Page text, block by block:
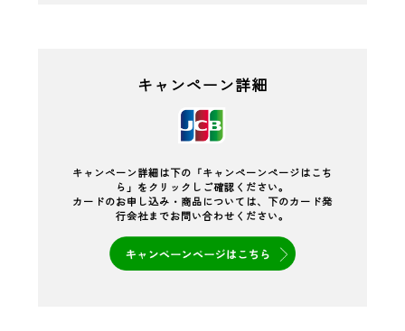
キャンペーン詳細
キャンペーン詳細は下の「キャンペーンページはこち
ら」をクリックしご確認ください。
カードのお申し込み・商品については、下のカード発
行会社までお問い合わせください。